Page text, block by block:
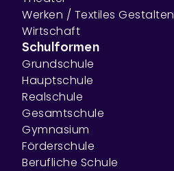
Werken / Textiles Gestalten
Wirtschaft
Schulformen
Grundschule
Hauptschule
Realschule
Gesamtschule
Gymnasium
Förderschule
Berufliche Schule